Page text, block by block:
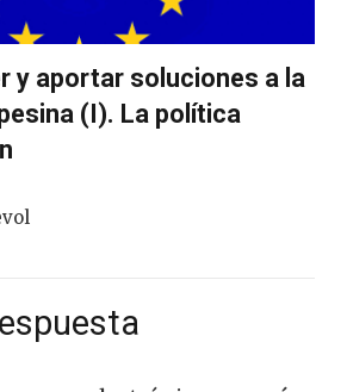
y aportar soluciones a la
(I). La política